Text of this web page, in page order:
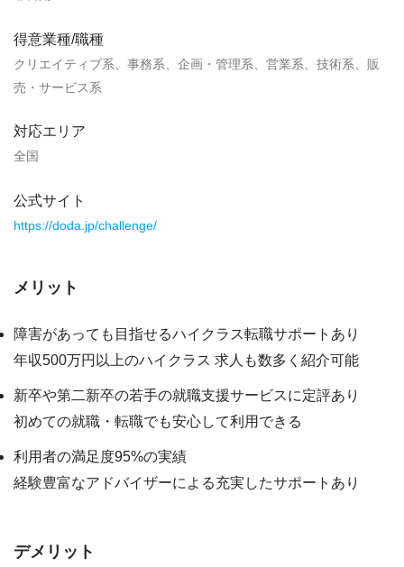
得意業種/職種
クリエイティブ系、事務系、企画・管理系、営業系、技術系、販
売・サービス系
対応エリア
全国
公式サイト
https://doda.jp/challenge/
メリット
障害があっても目指せるハイクラス転職サポートあり
年収500万円以上のハイクラス 求人も数多く紹介可能
新卒や第二新卒の若手の就職支援サービスに定評あり
初めての就職・転職でも安心して利用できる
利用者の満足度95%の実績
経験豊富なアドバイザーによる充実したサポートあり
デメリット